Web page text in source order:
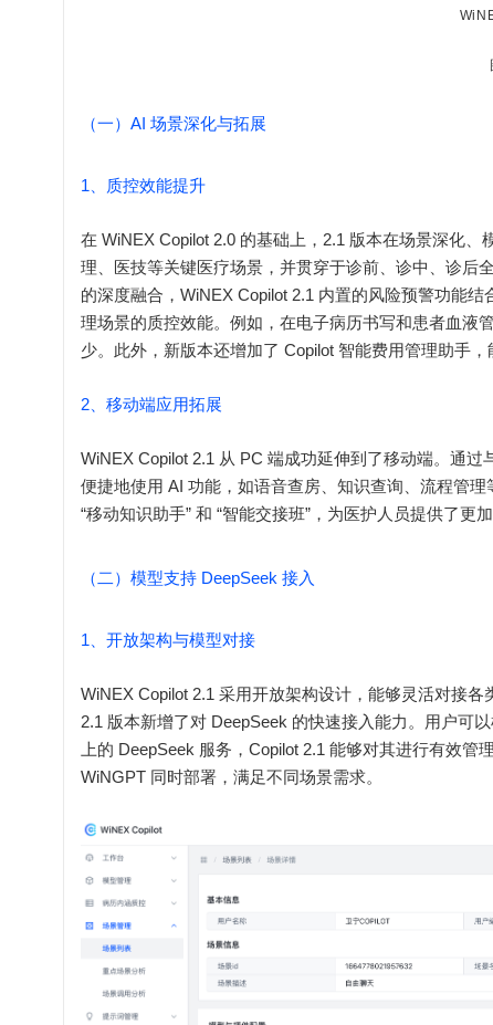
（一）AI 场景深化与拓展
1、质控效能提升
在 WiNEX Copilot 2.0 的基础上，2.1 版本在场景深化
理、医技等关键医疗场景，并贯穿于诊前、诊中、诊后
的深度融合，WiNEX Copilot 2.1 内置的风险预警功能
理场景的质控效能。例如，在电子病历书写和患者血液
少。此外，新版本还增加了 Copilot 智能费用管理助手
2、移动端应用拓展
WiNEX Copilot 2.1 从 PC 端成功延伸到了移动端。通
便捷地使用 AI 功能，如语音查房、知识查询、流程管
“移动知识助手” 和 “智能交接班”，为医护人员提供了更
（二）模型支持 DeepSeek 接入
1、开放架构与模型对接
WiNEX Copilot 2.1 采用开放架构设计，能够灵活对接
2.1 版本新增了对 DeepSeek 的快速接入能力。用户可
上的 DeepSeek 服务，Copilot 2.1 能够对其进行有效
WiNGPT 同时部署，满足不同场景需求。